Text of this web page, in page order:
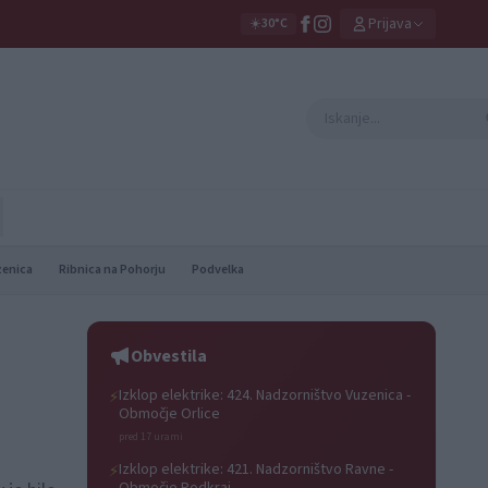
☀️30°C Prijava
Ribnica na Pohorju Podvelka
Obvestila
⚡Izklop elektrike: 424. Nadzorništvo Vuzenica -
Območje Orlice
pred 17 urami
⚡Izklop elektrike: 421. Nadzorništvo Ravne -